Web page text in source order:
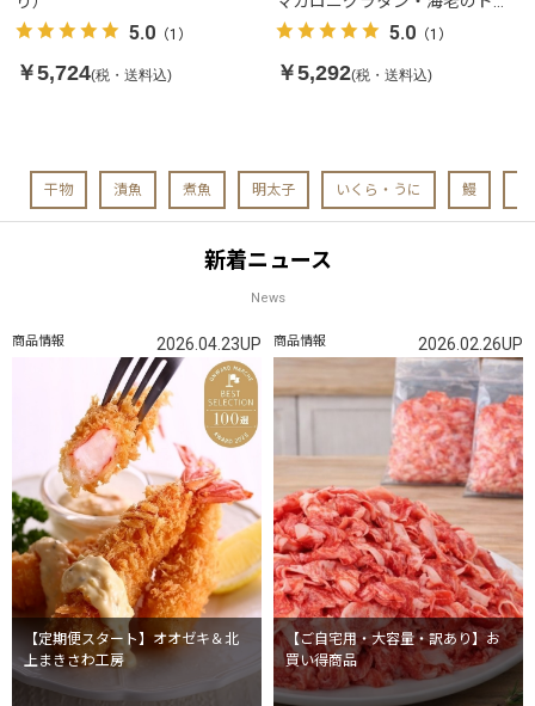
5.0 （1）
￥5,724(税・送料込)
ア（各3食）
5.0（1）
￥5,292(税・送料込)
干物 漬魚 煮魚 明太子 いくら・うに 鰻
新着ニュース
News
【定期便スタート】オオゼキ＆北
上まきさわ工房
商品情報 2026.04.23UP
【ご自宅用・大容量・訳あり】お
買い得商品
商品情報 2026.02.26UP